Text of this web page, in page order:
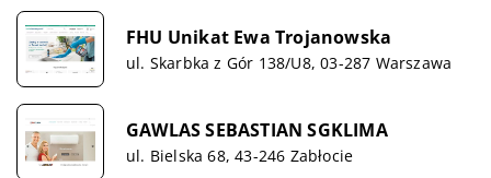
FHU Unikat Ewa Trojanowska
ul. Skarbka z Gór 138/U8, 03-287 Warszawa
GAWLAS SEBASTIAN SGKLIMA
ul. Bielska 68, 43-246 Zabłocie